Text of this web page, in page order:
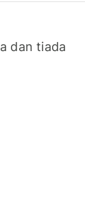
dan tiada